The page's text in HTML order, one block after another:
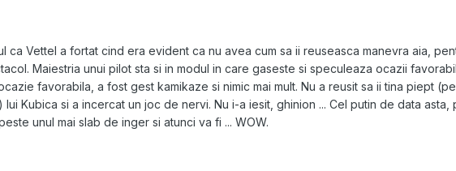
ca Vettel a fortat cind era evident ca nu avea cum sa ii reuseasca manevra aia,
Maiestria unui pilot sta si in modul in care gaseste si speculeaza ocazii
favorabila, a fost gest kamikaze si nimic mai mult. Nu a reusit sa ii tina piept
lui Kubica si a incercat un joc de nervi. Nu i-a iesit, ghinion ... Cel putin de data
unul mai slab de inger si atunci va fi ... WOW.